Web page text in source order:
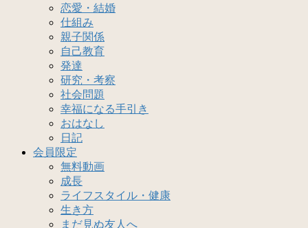
恋愛・結婚
仕組み
親子関係
自己教育
発達
研究・考察
社会問題
幸福になる手引き
おはなし
日記
会員限定
無料動画
成長
ライフスタイル・健康
生き方
まだ見ぬ友人へ